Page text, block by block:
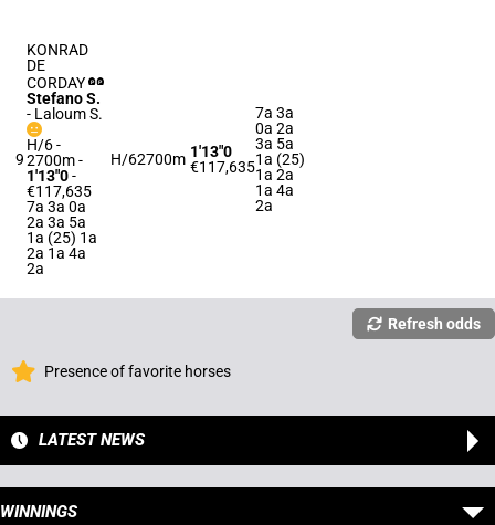
9
KONRAD
DE
CORDAY
Stefano S.
- Laloum S.
H/6 -
2700m-
1'13"0-
€117,635
7a 3a 0a
2a 3a 5a
1a (25) 1a
2a 1a 4a
2a
H/62700m 1'13"0
€117,635
7a 3a
0a 2a
3a 5a
1a (25)
1a 2a
1a 4a
2a
Refresh odds
Presence of favorite horses
LATEST NEWS
WINNINGS